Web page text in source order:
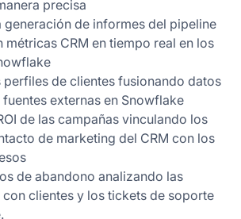
precisa
generación de informes del pipeline
métricas CRM en tiempo real en los
perfiles de clientes fusionando datos
fuentes externas en Snowflake
de las campañas vinculando los
de marketing del CRM con los
de abandono analizando las
clientes y los tickets de soporte